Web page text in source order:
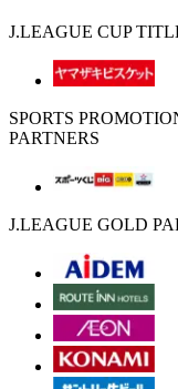
J.LEAGUE CUP
SPORTS
PARTNERS
J.LEAGUE GOLD